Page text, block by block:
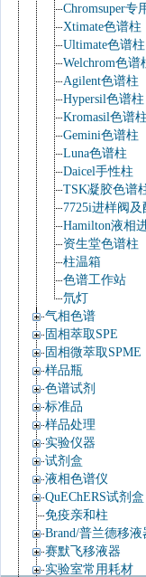
Chromsuper专
Xtimate色谱柱
Ultimate色谱柱
Welchrom色谱
Agilent色谱柱
Hypersil色谱柱
Kromasil色谱柱
Gemini色谱柱
Luna色谱柱
Daicel手性柱
TSK凝胶色谱
7725i进样阀及
Hamilton液相
资生堂色谱柱
柱温箱
色谱工作站
氘灯
气相色谱
固相萃取SPE
固相微萃取SPME
样品瓶
色谱试剂
标准品
样品处理
实验仪器
试剂盒
液相色谱仪
QuEChERS试剂盒
免疫亲和柱
Brand/普兰德移液
赛默飞移液器
实验室常用耗材